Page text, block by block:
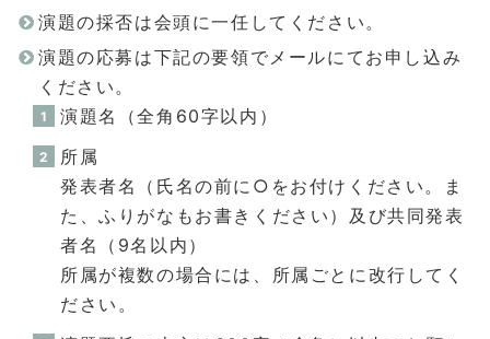
演題の採否は会頭に一任してください。
演題の応募は下記の要領でメールにてお申し込み
ください。
演題名（全角60字以内）
所属
発表者名（氏名の前に○をお付けください。ま
た、ふりがなもお書きください）及び共同発表
者名（9名以内）
所属が複数の場合には、所属ごとに改行してく
ださい。